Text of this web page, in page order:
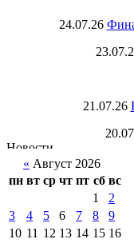
24.07.26
21.07.26
« Август 2026
пн вт ср чт пт сб вс
1
2
3
4 5 6 7 8
9
10 11 12 13 14 15 16